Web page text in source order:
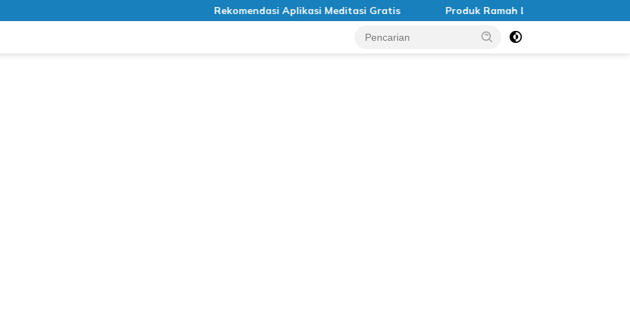
Rekomendasi Aplikasi Meditasi Gratis Produk Ramah Lingkungan di Indonesia